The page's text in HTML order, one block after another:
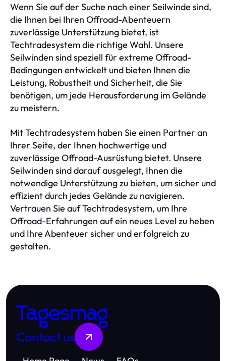
Wenn Sie auf der Suche nach einer Seilwinde sind,
die Ihnen bei Ihren Offroad-Abenteuern
zuverlässige Unterstützung bietet, ist
Techtradesystem die richtige Wahl. Unsere
Seilwinden sind speziell für extreme Offroad-
Bedingungen entwickelt und bieten Ihnen die
Leistung, Robustheit und Sicherheit, die Sie
benötigen, um jede Herausforderung im Gelände
zu meistern.
Mit Techtradesystem haben Sie einen Partner an
Ihrer Seite, der Ihnen hochwertige und
zuverlässige Offroad-Ausrüstung bietet. Unsere
Seilwinden sind darauf ausgelegt, Ihnen die
notwendige Unterstützung zu bieten, um sicher und
effizient durch jedes Gelände zu navigieren.
Vertrauen Sie auf Techtradesystem, um Ihre
Offroad-Erfahrungen auf ein neues Level zu heben
und Ihre Abenteuer sicher und erfolgreich zu
gestalten.
Tagesmag
Contact us